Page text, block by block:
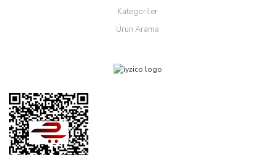
Kategoriler
Ürün Arama